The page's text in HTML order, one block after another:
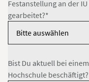
Festanstellung an der
gearbeitet?*
Bist Du aktuell bei
Hochschule